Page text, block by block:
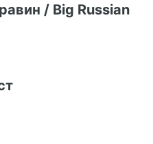
/ Big Russian